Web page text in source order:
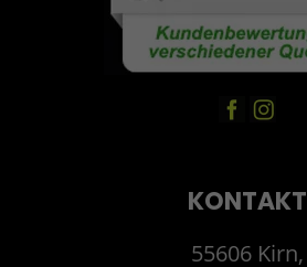
KONTAKT
55606 Kirn,